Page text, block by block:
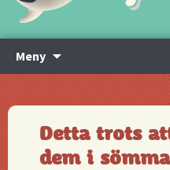
Meny
innehåll
Detta trots
dem i